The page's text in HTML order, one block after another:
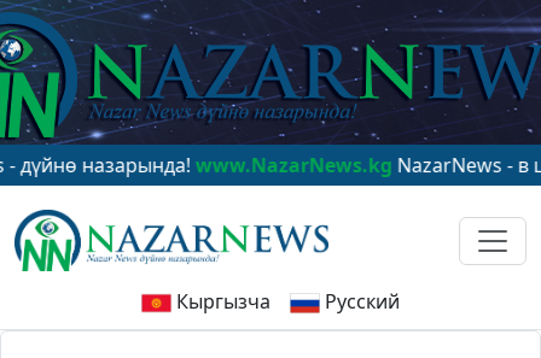
назарында!www.NazarNews.kgNazarNews - в
Кыргызча Русский